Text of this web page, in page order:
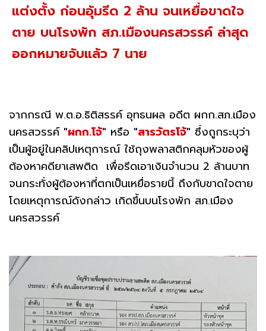
แต่งตั้ง ก่อนอุ้มรีด 2 ล้าน จนเหยื่อขาดใจ
ตาย บนโรงพัก สภ.เมืองนครสวรรค์ ล่าสุด
ออกหมายจับแล้ว 7 นาย
จากกรณี พ.ต.อ.ธิติสรรค์ อุทธนผล อดีต ผกก.สภ.เมือง
นครสวรรค์ "ผกก.โจ้" หรือ "สารวัตรโจ้" ซึ่งถูกระบุว่า
เป็นผู้อยู่ในคลิปเหตุการณ์ ใช้ถุงพลาสติกคลุมหัวของผู้
ต้องหาคดียาเสพติด เพื่อรีดเอาเงินจำนวน 2 ล้านบาท
จนกระทั่งผู้ต้องหาที่ตกเป็นเหยื่อรายนี้ ถึงกับขาดใจตาย
โดยเหตุการณ์ดังกล่าว เกิดขึ้นบนโรงพัก สภ.เมือง
นครสวรรค์